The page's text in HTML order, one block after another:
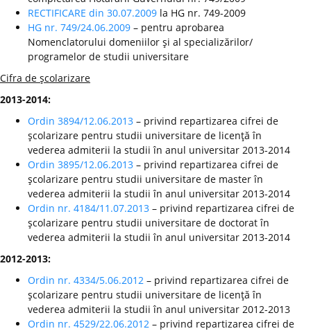
RECTIFICARE din 30.07.2009 la HG nr. 749-2009
HG nr. 749/24.06.2009 – pentru aprobarea
Nomenclatorului domeniilor şi al specializărilor/
programelor de studii universitare
Cifra de şcolarizare
2013-2014:
Ordin 3894/12.06.2013 – privind repartizarea cifrei de
şcolarizare pentru studii universitare de licenţă în
vederea admiterii la studii în anul universitar 2013-2014
Ordin 3895/12.06.2013 – privind repartizarea cifrei de
şcolarizare pentru studii universitare de master în
vederea admiterii la studii în anul universitar 2013-2014
Ordin nr. 4184/11.07.2013 – privind repartizarea cifrei de
şcolarizare pentru studii universitare de doctorat în
vederea admiterii la studii în anul universitar 2013-2014
2012-2013:
Ordin nr. 4334/5.06.2012 – privind repartizarea cifrei de
şcolarizare pentru studii universitare de licenţă în
vederea admiterii la studii în anul universitar 2012-2013
Ordin nr. 4529/22.06.2012 – privind repartizarea cifrei de